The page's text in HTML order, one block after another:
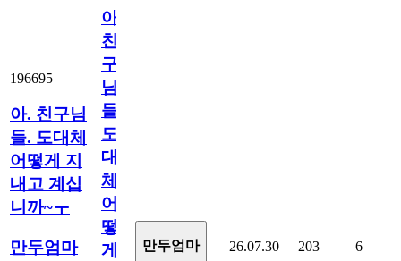
196695
아. 친구님
들. 도대체
어떻게 지
내고 계십
니까~ㅜ
만두엄마
아.
친
구
님
들.
도
대
체
어
떻
게
만두엄마 26.07.30 203 6